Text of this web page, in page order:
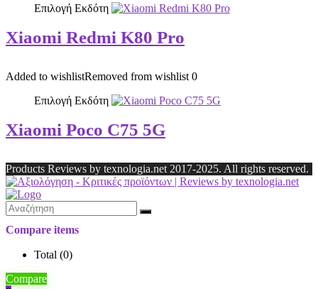
Επιλογή Εκδότη
Xiaomi Redmi K80 Pro
Added to wishlistRemoved from wishlist 0
Επιλογή Εκδότη
Xiaomi Poco C75 5G
Products Reviews by texnologia.net 2017-2025. All rights reserved.
Compare items
Total (0)
Compare